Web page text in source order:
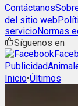
Contáctanos
del sitio web
servicioNormas
Síguenos en
Publicidad
Inicio•Últimos